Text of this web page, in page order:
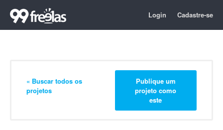
Login Cadastre-se
« Buscar todos os
projetos
Publique um
projeto como
este